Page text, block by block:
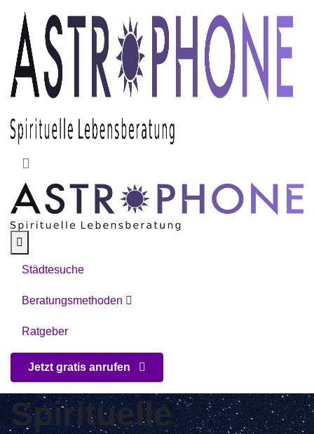
Skip to main content
Städtesuche
Beratungsmethoden
Ratgeber
Jetzt gratis anrufen
Spirituelle